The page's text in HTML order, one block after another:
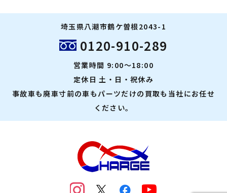
埼玉県八潮市鶴ケ曽根2043-1
0120-910-289
営業時間 9:00～18:00
定休日 土・日・祝休み
事故車も廃車寸前の車もパーツだけの買取も当社にお任せ
ください。